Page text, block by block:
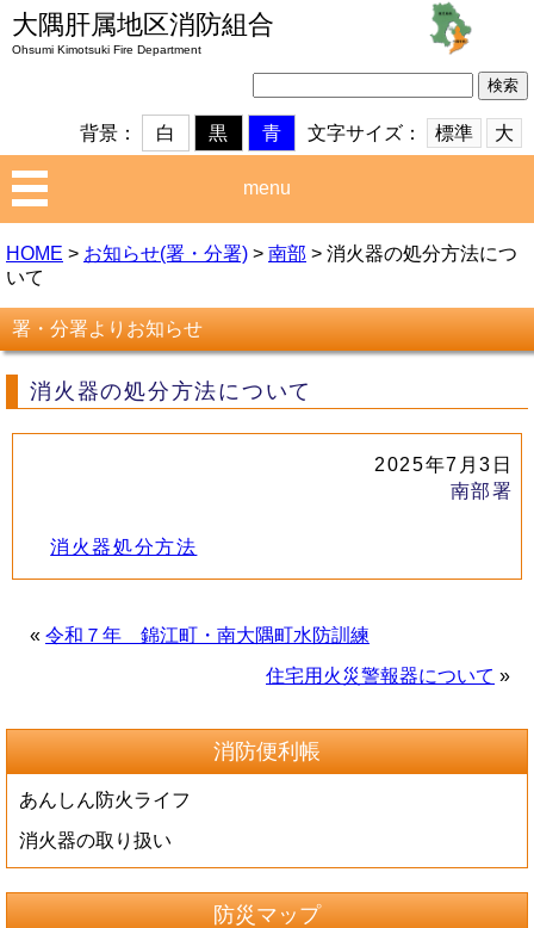
大隅肝属地区消防組合
Ohsumi Kimotsuki Fire Department
検
索:
文字サイズ：
標準 大
背景： 白 黒 青
menu
HOME > お知らせ(署・分署) > 南部 > 消火器の処分方法につ
いて
署・分署よりお知らせ
消火器の処分方法について
2025年7月3日
南部署
消火器処分方法
« 令和７年 錦江町・南大隅町水防訓練
住宅用火災警報器について »
消防便利帳
あんしん防火ライフ
消火器の取り扱い
防災マップ